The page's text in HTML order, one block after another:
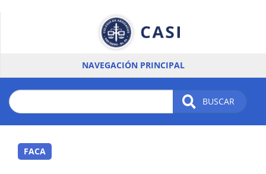
NAVEGACIÓN PRINCIPAL
BUSCAR
FACA